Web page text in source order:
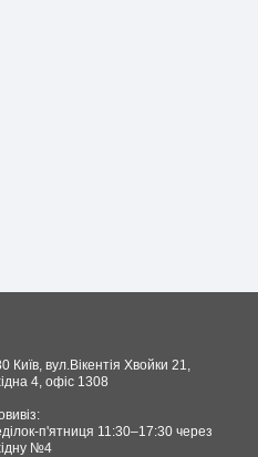
Київ, вул.Вікентія Хвойки 21,
4, офіс 1308
п'ятниця 11:30–17:30 через
№4